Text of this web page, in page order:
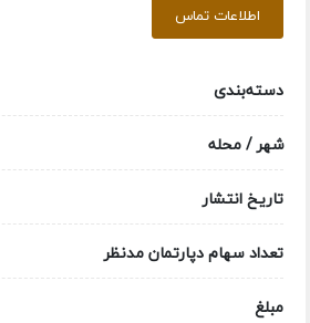
اطلاعات تماس
دسته‌بندی
شهر / محله
تاریخ انتشار
تعداد سهام دپارتمان مدنظر
مبلغ